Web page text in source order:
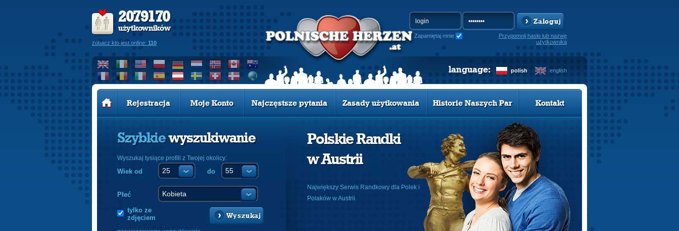
2079170
użytkowników
zobacz kto jest online: 110
Zaloguj
Zapamiętaj mnie
Przypomnij hasło lub nazwę
użytkownika
polish english
language:
Rejestracja Moje Konto Najczęstsze pytania Zasady użytkowania Historie Naszych Par Kontakt
Szybkiewyszukiwanie
Wyszukaj tysiące profili z Twojej okolicy:
Wiek od do
Płeć
tylko ze
zdjęciem
Wyszukaj
Polskie Randki
w Austrii
Największy Serwis Randkowy dla Polek i
Polaków w Austrii.